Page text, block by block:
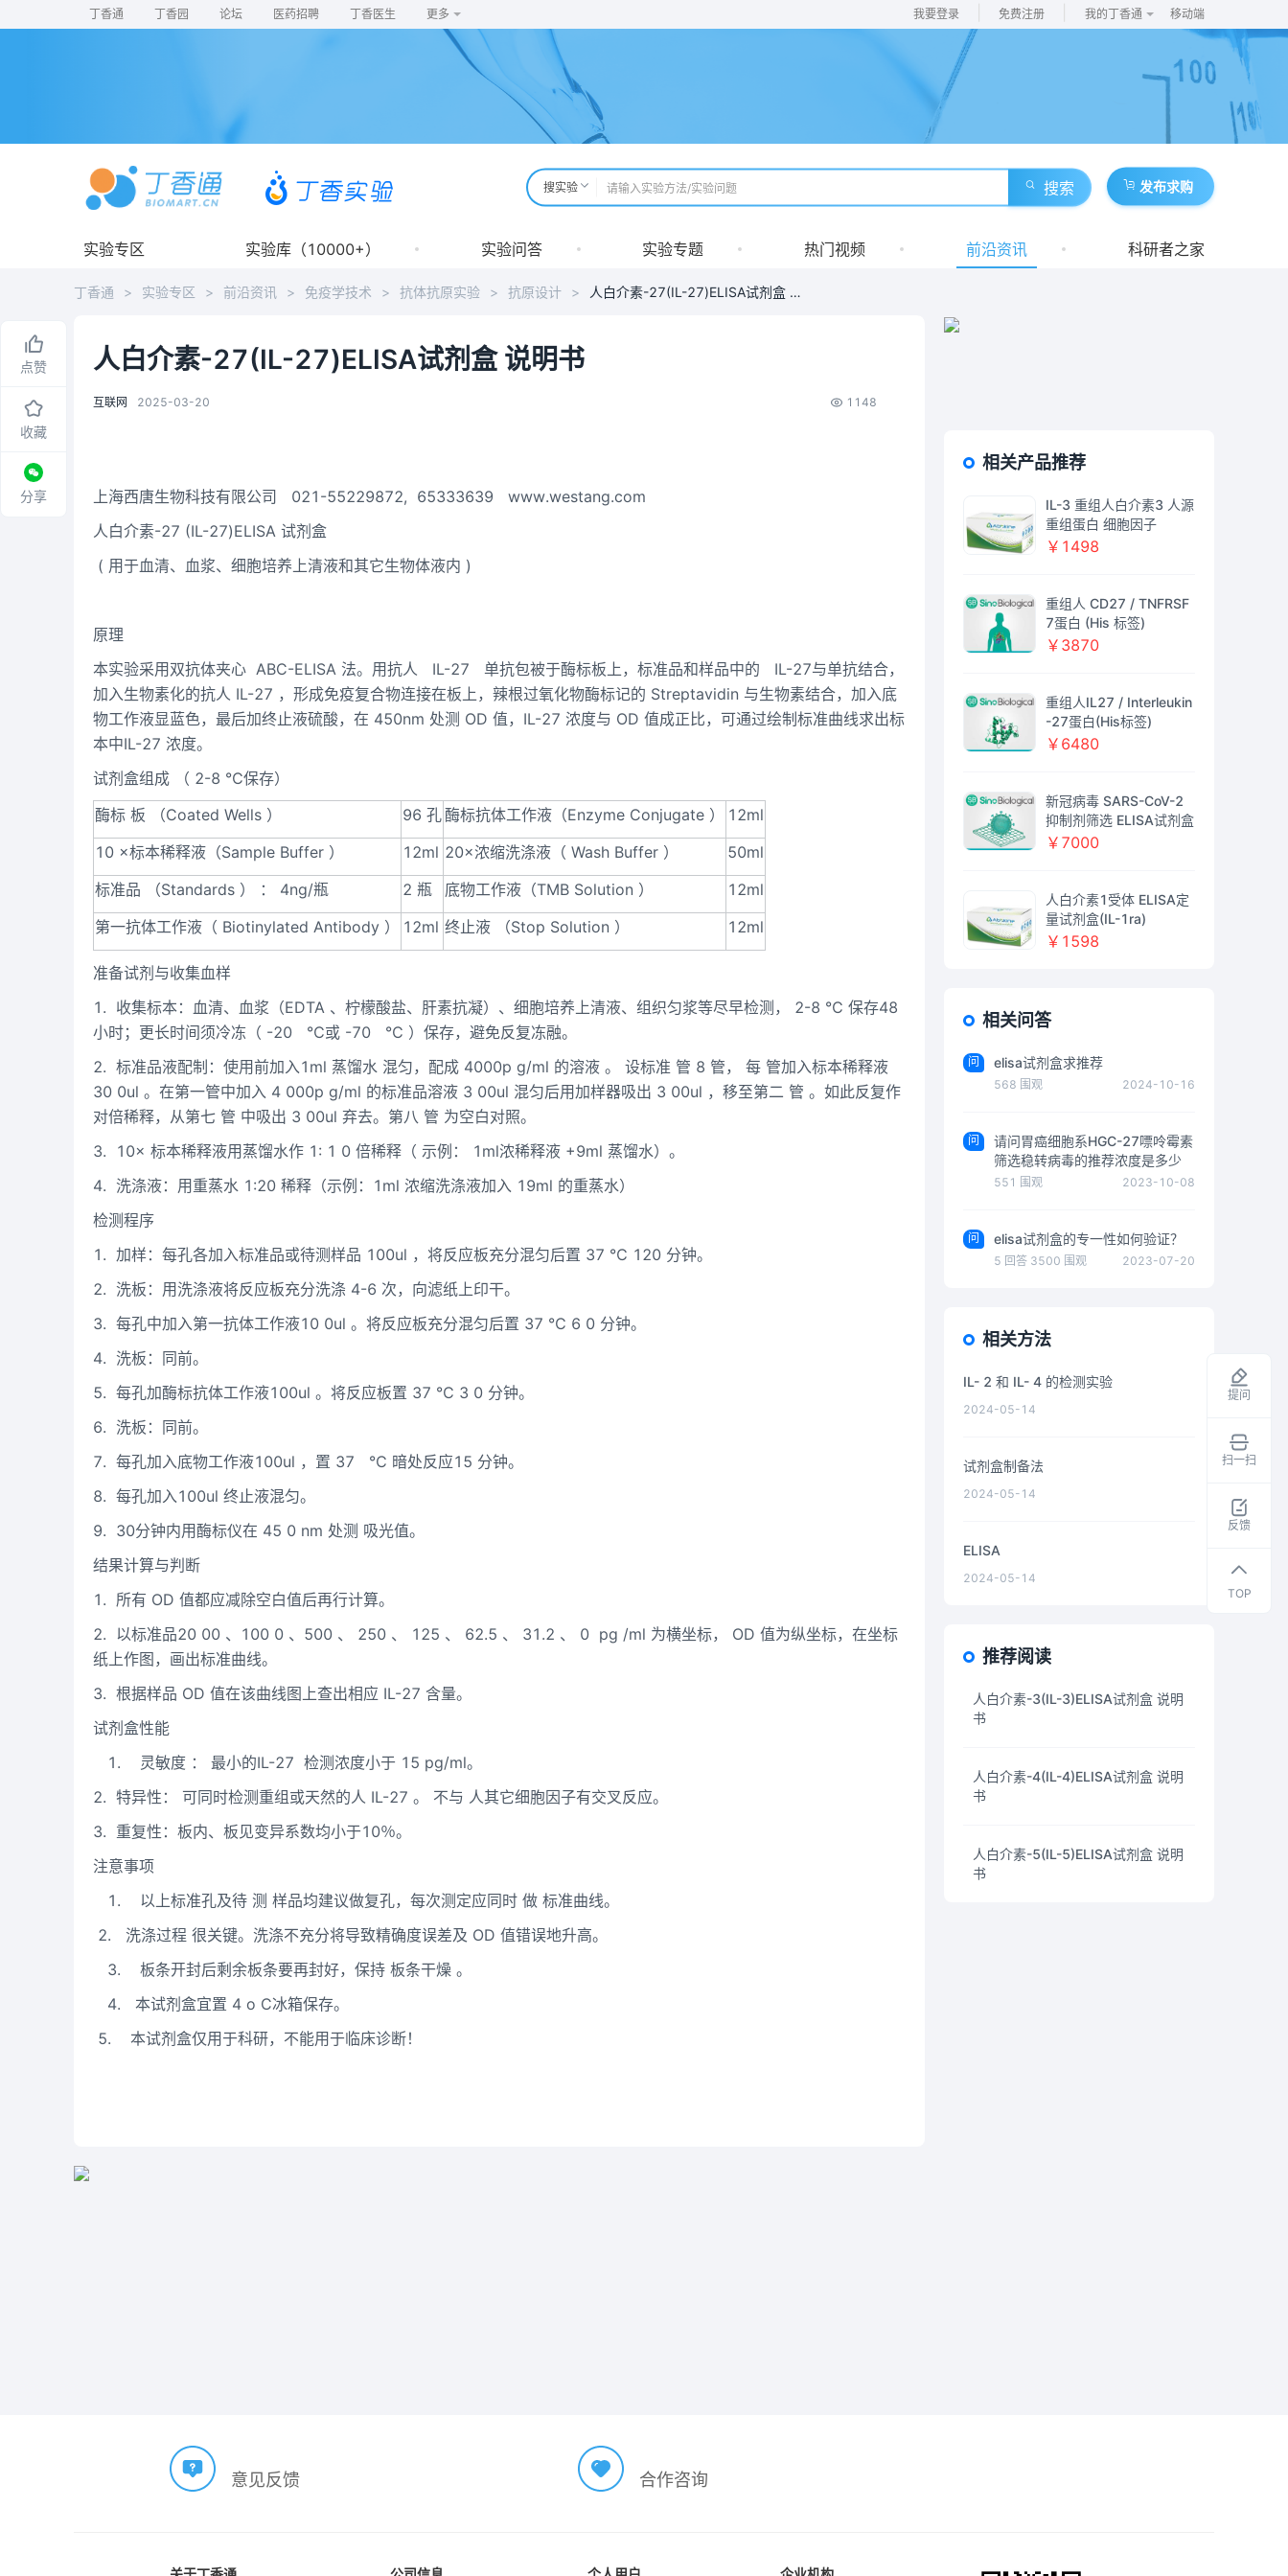
丁香通 丁香园 论坛 医药招聘 丁香医生 更多 我要登录 免费注册 我的丁香通 移动端
搜实验 搜索 发布求购
实验专区 实验库（10000+） 实验问答 实验专题 热门视频 前沿资讯 科研者之家
丁香通 > 实验专区 > 前沿资讯 > 免疫学技术 > 抗体抗原实验 > 抗原设计 > 人白介素-27(IL-27)ELISA试剂盒 说明书
点赞
收藏
分享
人白介素-27(IL-27)ELISA试剂盒 说明书
互联网 2025-03-20 1148
上海西唐生物科技有限公司 021-55229872, 65333639
www.westang.com
人白介素-27 (IL-27)ELISA 试剂盒
( 用于血清、血浆、细胞培养上清液和其它生物体液内 )
原理
本实验采用双抗体夹心 ABC-ELISA 法。用抗人 IL-27 单抗包被于酶标板上，标准品和样品中的 IL-27与单抗结合，
加入生物素化的抗人 IL-27 ，形成免疫复合物连接在板上，辣根过氧化物酶标记的 Streptavidin 与生物素结合，加入底
物工作液显蓝色，最后加终止液硫酸，在 450nm 处测 OD 值， IL-27 浓度与 OD 值成正比，可通过绘制标准曲线求出标
本中IL-27 浓度。
试剂盒组成
（ 2-8 ℃保存）
酶标 板 （Coated Wells ） 96 孔酶标抗体工作液（Enzyme Conjugate ）
12ml
10 ×标本稀释液（Sample Buffer ） 12ml 20×浓缩洗涤液（ Wash Buffer ）
50ml
标准品
（Standards ） ： 4ng/瓶 2 瓶 底物工作液（TMB Solution ）
12ml
第一抗体工作液（ Biotinylated Antibody ） 12ml 终止液 （Stop Solution ） 12ml
准备试剂与收集血样
1. 收集标本：血清、血浆（EDTA 、柠檬酸盐、肝素抗凝）、细胞培养上清液、组织匀浆等尽早检测， 2-8 ℃ 保存48
小时；更长时间须冷冻（ -20 ℃或 -70 ℃ ）保存，避免反复冻融。
2. 标准品液配制：使用前加入1ml 蒸馏水 混匀，配成 4000p g/ml 的溶液 。 设标准 管 8 管， 每 管加入标本稀释液
30 0ul 。在第一管中加入 4 000p g/ml 的标准品溶液 3 00ul 混匀后用加样器吸出 3 00ul ，移至第二 管 。如此反复作
对倍稀释，从第七 管 中吸出 3 00ul 弃去。第八 管 为空白对照。
3.
10× 标本稀释液用蒸馏水作 1: 1 0 倍稀释（ 示例： 1ml浓稀释液 +9ml 蒸馏水）。
4. 洗涤液：用重蒸水 1:20 稀释（示例： 1ml 浓缩洗涤液加入 19ml 的重蒸水）
检测程序
1. 加样：每孔各加入标准品或待测样品 100ul ，将反应板充分混匀后置 37 ℃ 120 分钟。
2. 洗板：用洗涤液将反应板充分洗涤 4-6 次，向滤纸上印干。
3. 每孔中加入第一抗体工作液10 0ul 。将反应板充分混匀后置 37 ℃ 6 0 分钟。
4. 洗板：同前。
5. 每孔加酶标抗体工作液100ul 。将反应板置 37 ℃ 3 0 分钟。
6. 洗板：同前。
7. 每孔加入底物工作液100ul ，置 37 ℃ 暗处反应15 分钟。
8. 每孔加入100ul 终止液混匀。
9. 30分钟内用酶标仪在 45 0 nm 处测 吸光值。
结果计算与判断
1. 所有 OD 值都应减除空白值后再行计算。
2. 以标准品20 00 、 100 0 、 500 、 250 、 125 、 62.5 、 31.2 、 0 pg /ml 为横坐标， OD 值为纵坐标，在坐标
纸上作图，画出标准曲线。
3. 根据样品 OD 值在该曲线图上查出相应 IL-27 含量。
试剂盒性能
1.
灵敏度 ： 最小的IL-27 检测浓度小于 15 pg/ml。
2. 特异性： 可同时检测重组或天然的人 IL-27 。 不与 人其它细胞因子有交叉反应。
3. 重复性：板内、板见变异系数均小于10％。
注意事项
1.
以上标准孔及待 测 样品均建议做复孔，每次测定应同时 做 标准曲线。
2. 洗涤过程 很关键。洗涤不充分将导致精确度误差及 OD 值错误地升高。
3.
板条开封后剩余板条要再封好，保持 板条干燥 。
4. 本试剂盒宜置 4 o C冰箱保存。
5.
本试剂盒仅用于科研，不能用于临床诊断！
相关产品推荐
IL-3 重组人白介素3 人源
重组蛋白 细胞因子
￥1498
重组人 CD27 / TNFRSF
7蛋白 (His 标签)
￥3870
重组人IL27 / Interleukin
-27蛋白(His标签)
￥6480
新冠病毒 SARS-CoV-2
抑制剂筛选 ELISA试剂盒
￥7000
人白介素1受体 ELISA定
量试剂盒(IL-1ra)
￥1598
相关问答
问 elisa试剂盒求推荐
568 围观 2024-10-16
问
请问胃癌细胞系HGC-27嘌呤霉素
筛选稳转病毒的推荐浓度是多少
551 围观 2023-10-08
问 elisa试剂盒的专一性如何验证？
5 回答 3500 围观 2023-07-20
相关方法
IL- 2 和 IL- 4 的检测实验
2024-05-14
试剂盒制备法
2024-05-14
ELISA
2024-05-14
推荐阅读
人白介素-3(IL-3)ELISA试剂盒 说明
书
人白介素-4(IL-4)ELISA试剂盒 说明
书
人白介素-5(IL-5)ELISA试剂盒 说明
书
意见反馈 合作咨询
提问
扫一扫
取
干
资
料
反馈
TOP